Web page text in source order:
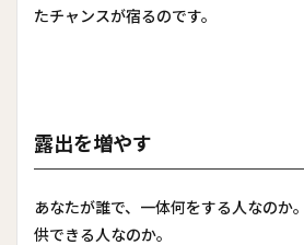
たチャンスが宿るのです。
露出を増やす
あなたが誰で、一体何をする人なのか
供できる人なのか。